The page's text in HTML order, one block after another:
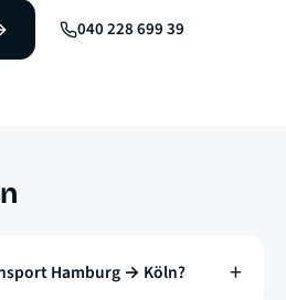
040 228 699 39
Hamburg → Köln?